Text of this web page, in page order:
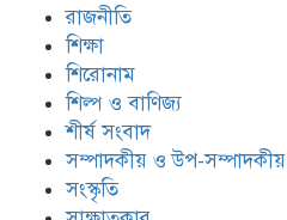
রাজনীতি
শিক্ষা
শিরোনাম
শিল্প ও বাণিজ্য
শীর্ষ সংবাদ
সম্পাদকীয় ও উপ-সম্পাদকীয়
সংস্কৃতি